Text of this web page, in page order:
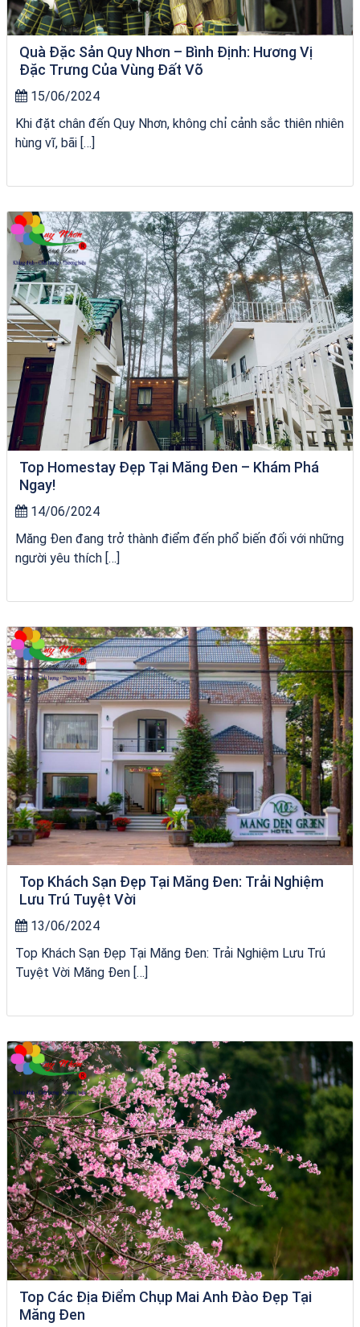
Quà Đặc Sản Quy Nhơn – Bình Định: Hương Vị
Đặc Trưng Của Vùng Đất Võ
15/06/2024
Khi đặt chân đến Quy Nhơn, không chỉ cảnh sắc thiên nhiên
hùng vĩ, bãi […]
Tour Sóc Trăng Phú Yên
Top Homestay Đẹp Tại Măng Đen – Khám Phá
Ngay!
14/06/2024
Măng Đen đang trở thành điểm đến phổ biến đối với những
người yêu thích […]
Tour Sóc Trăng Phú Yên
Top Khách Sạn Đẹp Tại Măng Đen: Trải Nghiệm
Lưu Trú Tuyệt Vời
13/06/2024
Top Khách Sạn Đẹp Tại Măng Đen: Trải Nghiệm Lưu Trú
Tuyệt Vời Măng Đen […]
Tour Sóc Trăng Phú Yên
Top Các Địa Điểm Chụp Mai Anh Đào Đẹp Tại
Măng Đen